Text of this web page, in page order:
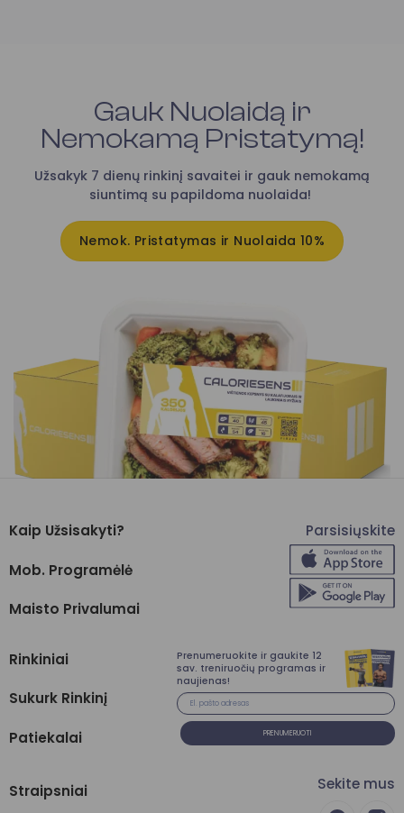
Gauk Nuolaidą ir
Nemokamą Pristatymą!
Užsakyk 7 dienų rinkinį savaitei ir gauk nemokamą
siuntimą su papildoma nuolaida!
Nemok. Pristatymas ir Nuolaida 10%
Kaip Užsisakyti?
Mob. Programėlė
Maisto Privalumai
Rinkiniai
Sukurk Rinkinį
Patiekalai
Straipsniai
Parsisiųskite
Prenumeruokite ir gaukite 12
sav. treniruočių programas ir
naujienas!
PRENUMERUOTI
Sekite mus